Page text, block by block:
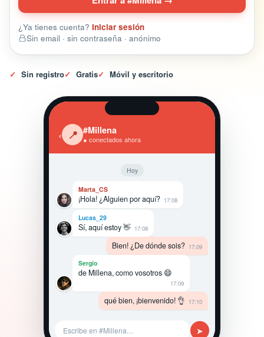
¿Ya tienes cuenta? Iniciar sesión
Sin email · sin contraseña · anónimo
✓ Sin registro✓ Gratis✓ Móvil y escritorio
‹ 📍 #Millena
● conectados ahora
Hoy
Marta_CS
¡Hola! ¿Alguien por aquí? 17:08
Lucas_29
Sí, aquí estoy 👋 17:08
Bien! ¿De dónde sois? 17:09
Sergio
de Millena, como vosotros 😄
17:09
qué bien, ¡bienvenido! 👌 17:10
Escribe en #Millena… ➤